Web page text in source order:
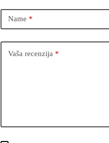
Name *
Vaša recenzija *